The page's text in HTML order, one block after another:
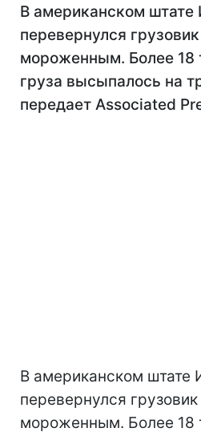
В американском штате
перевернулся
мороженным. Более 18
груза высыпалось на
передает Associated
В американском штате
перевернулся грузовик
мороженным. Более 18